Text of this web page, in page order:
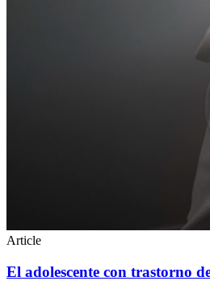
Article
El adolescente con trastorno